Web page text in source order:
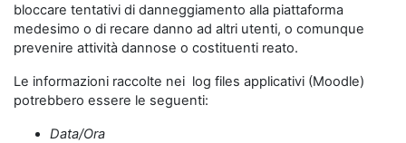
bloccare tentativi di danneggiamento alla piattaforma
medesimo o di recare danno ad altri utenti, o comunque
prevenire attività dannose o costituenti reato.
Le informazioni raccolte nei log files applicativi (Moodle)
potrebbero essere le seguenti:
Data/Ora